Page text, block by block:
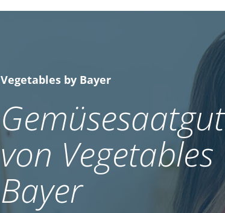
Vegetables by Bayer
Gemüsesaatgut
von Vegetables
Bayer